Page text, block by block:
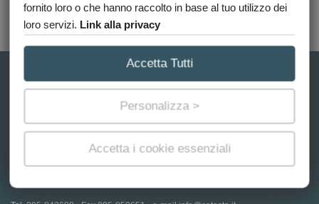
L'articolo richiesto non è disponibile per l'acquisto.
Per maggiori informazioni invia una mail a
Catasto.it è un portale privato e indipendente gestito da Network
governativi. Ci occupiamo di consulenza, assistenza e intermediazione
semplice e senza code, ottimizzando i tempi della burocrazia.
Impostazioni cookie
PI: 04057180871 - Convenzione ex AT n.26508 del 4/4/2006
fornito loro o che hanno raccolto in base al tuo utilizzo dei
loro servizi. Link alla privacy
Accetta i cookie essenziali
Personalizza >
Accetta Tutti